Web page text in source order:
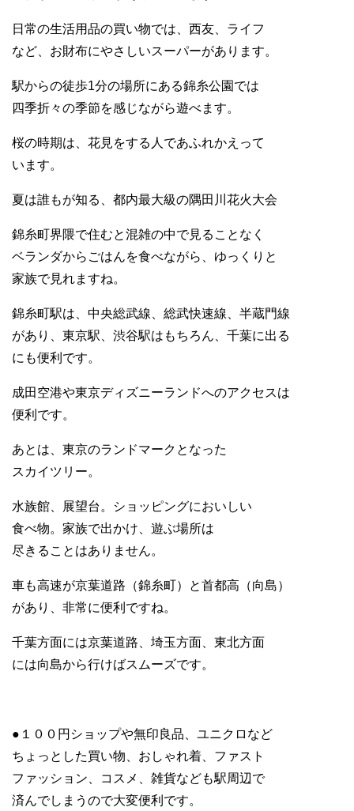
日常の生活用品の買い物では、西友、ライフ
など、お財布にやさしいスーパーがあります。
駅からの徒歩1分の場所にある錦糸公園では
四季折々の季節を感じながら遊べます。
桜の時期は、花見をする人であふれかえって
います。
夏は誰もが知る、都内最大級の隅田川花火大会
錦糸町界隈で住むと混雑の中で見ることなく
ベランダからごはんを食べながら、ゆっくりと
家族で見れますね。
錦糸町駅は、中央総武線、総武快速線、半蔵門線
があり、東京駅、渋谷駅はもちろん、千葉に出る
にも便利です。
成田空港や東京ディズニーランドへのアクセスは
便利です。
あとは、東京のランドマークとなった
スカイツリー。
水族館、展望台。ショッピングにおいしい
食べ物。家族で出かけ、遊ぶ場所は
尽きることはありません。
車も高速が京葉道路（錦糸町）と首都高（向島）
があり、非常に便利ですね。
千葉方面には京葉道路、埼玉方面、東北方面
には向島から行けばスムーズです。
●１００円ショップや無印良品、ユニクロなど
ちょっとした買い物、おしゃれ着、ファスト
ファッション、コスメ、雑貨なども駅周辺で
済んでしまうので大変便利です。